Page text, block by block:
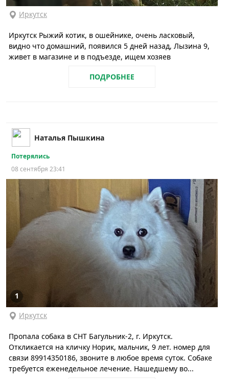
Иркутск
Иркутск Рыжий котик, в ошейнике, очень ласковый,
видно что домашний, появился 5 дней назад, Лызина 9,
живет в магазине и в подъезде, ищем хозяев
ПОДРОБНЕЕ
Наталья Пышкина
Потерялись
08 сентября 23:41
1
Иркутск
Пропала собака в СНТ Багульник-2, г. Иркутск.
Откликается на кличку Норик, мальчик, 9 лет. номер для
связи 89914350186, звоните в любое время суток. Собаке
требуется еженедельное лечение. Нашедшему во...